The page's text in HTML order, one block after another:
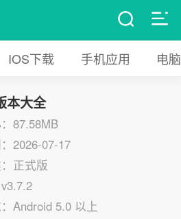
IOS下载 手机应用 电
本大全
87.58MB
2026-07-17
正式版
Android 5.0 以上